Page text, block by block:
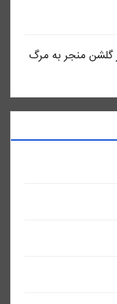
گلشن منجر به مرگ